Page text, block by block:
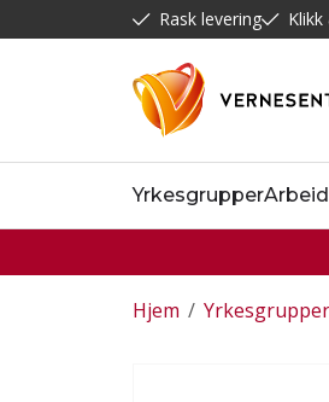
Rask levering
Yrkesgrupper
/
Hjem Yrkesgrupper